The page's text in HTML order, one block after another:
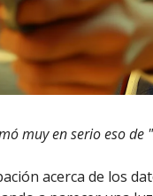
muy en serio eso de
acerca de los